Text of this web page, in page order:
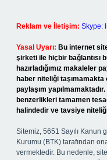
Reklam ve İletişim: Skype:
Yasal Uyarı: Bu internet
şirketi ile hiçbir bağlantısı
hazırladığımız makaleler
haber niteliği
paylaşım
benzerlikleri tamamen
halindedir ve tavsiye
Sitemiz, 5651 Sayılı
Kurumu (BTK) tarafından
vermektedir. Bu nedenle,